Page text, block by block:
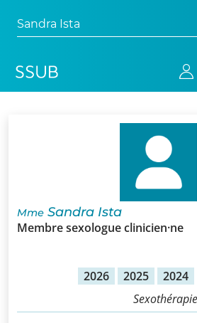
Sandra Ista
d’adhésion
sommes-
Mme Sandra Ista
Membre sexologue clinicien·ne
2026
2025 2024